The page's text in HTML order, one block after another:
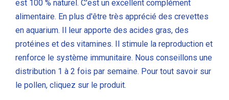
est 100 % naturel. C'est un excellent complément
alimentaire. En plus d'être très apprécié des crevettes
en aquarium. Il leur apporte des acides gras, des
protéines et des vitamines. Il stimule la reproduction et
renforce le système immunitaire. Nous conseillons une
distribution 1 à 2 fois par semaine. Pour tout savoir sur
le pollen, cliquez sur le produit.